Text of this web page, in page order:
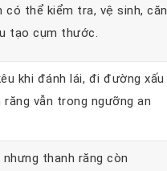
thể kiểm tra, vệ sinh, căn
tạo cụm thước.
khi đánh lái, đi đường xấu
vẫn trong ngưỡng an
thanh răng còn